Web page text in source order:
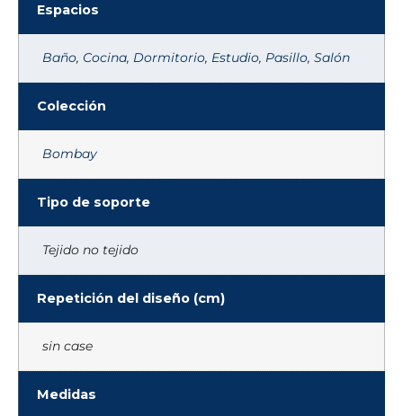
Espacios
Baño, Cocina, Dormitorio, Estudio, Pasillo, Salón
Colección
Bombay
Tipo de soporte
Tejido no tejido
Repetición del diseño (cm)
sin case
Medidas